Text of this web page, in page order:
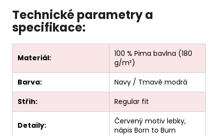
Technické parametry a
specifikace:
Materiál:
100 % Pima bavlna (180
g/m²)
Barva:
Navy / Tmavě modrá
Střih:
Regular fit
Detaily:
Červený motiv lebky,
nápis Born to Burn